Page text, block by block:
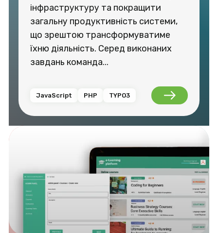
інфраструктуру та покращити
загальну продуктивність системи,
що зрештою трансформуватиме
їхню діяльність. Серед виконаних
завдань команда...
JavaScript PHP TYPO3